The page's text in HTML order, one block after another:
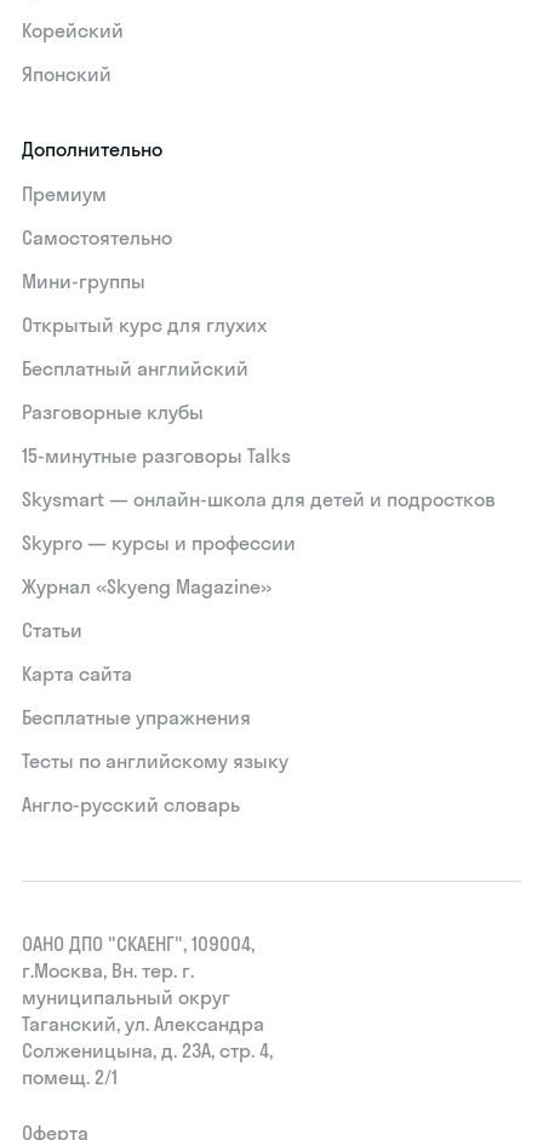
Корейский
Японский
Дополнительно
Премиум
Самостоятельно
Мини-группы
Открытый курс для глухих
Бесплатный английский
Разговорные клубы
15‑минутные разговоры Talks
Skysmart — онлайн-школа для детей и подростков
Skypro — курсы и профессии
Журнал «Skyeng Magazine»
Статьи
Карта сайта
Бесплатные упражнения
Тесты по английскому языку
Англо-русский словарь
ОАНО ДПО "СКАЕНГ", 109004,
г.Москва, Вн. тер. г.
муниципальный округ
Таганский, ул. Александра
Солженицына, д. 23А, стр. 4,
помещ. 2/1
Оферта